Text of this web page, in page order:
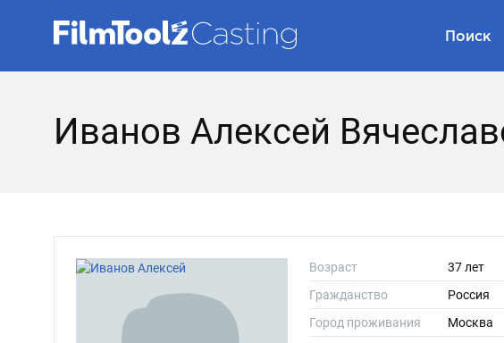
Поиск
Иванов Алексей
Возраст
37 лет
Гражданство
Россия
Город проживания
Москва